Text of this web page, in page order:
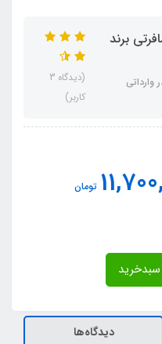
برند
(دیدگاه 3
کاربر)
تومان
دیدگاه‌ها